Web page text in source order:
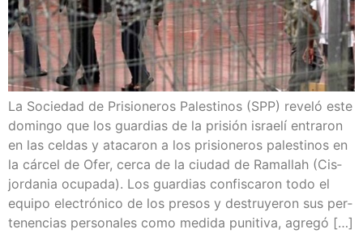
La Socie­dad de Pri­sio­ne­ros Pales­ti­nos (SPP) reve­ló este
domin­go que los guar­dias de la pri­sión israe­lí entra­ron
en las cel­das y ata­ca­ron a los pri­sio­ne­ros pales­ti­nos en
la cár­cel de Ofer, cer­ca de la ciu­dad de Rama­llah (Cis­
jor­da­nia ocu­pa­da). Los guar­dias con­fis­ca­ron todo el
equi­po elec­tró­ni­co de los pre­sos y des­tru­ye­ron sus per­
te­nen­cias per­so­na­les como medi­da puni­ti­va, agregó […]